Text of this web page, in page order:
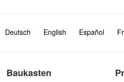
Deutsch English Español
Baukasten